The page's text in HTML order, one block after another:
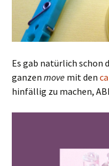
Es gab natürlich schon
ganzen move mit den
hinfällig zu machen,